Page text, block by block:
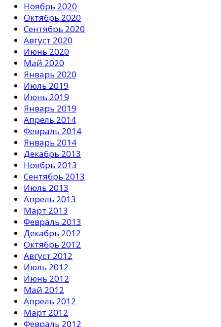
Ноябрь 2020
Октябрь 2020
Сентябрь 2020
Август 2020
Июнь 2020
Май 2020
Январь 2020
Июль 2019
Июнь 2019
Январь 2019
Апрель 2014
Февраль 2014
Январь 2014
Декабрь 2013
Ноябрь 2013
Сентябрь 2013
Июль 2013
Апрель 2013
Март 2013
Февраль 2013
Декабрь 2012
Октябрь 2012
Август 2012
Июль 2012
Июнь 2012
Май 2012
Апрель 2012
Март 2012
Февраль 2012